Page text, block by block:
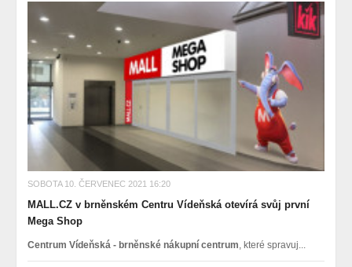
SOBOTA 10. ČERVENEC 2021 16:20
MALL.CZ v brněnském Centru Vídeňská otevírá svůj první
Mega Shop
Centrum Vídeňská - brněnské nákupní centrum, které spravuj...